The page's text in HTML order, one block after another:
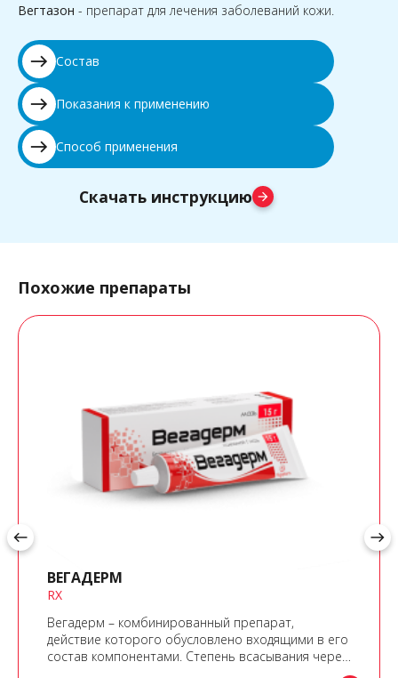
Вегтазон - препарат для лечения заболеваний кожи.
east Состав
east Показания к применению
east Способ применения
Скачать инструкцию arrow_forward
Похожие препараты
ВЕГАДЕРМ
RX
Вегадерм – комбинированный препарат,
действие которого обусловлено входящими в его
состав компонентами. Степень всасывания через
west east